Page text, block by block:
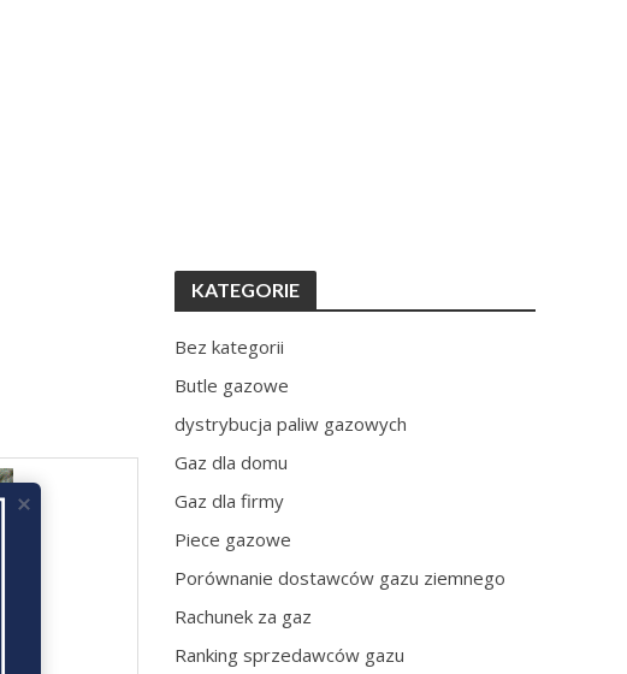
KATEGORIE
Bez kategorii
Butle gazowe
dystrybucja paliw gazowych
Gaz dla domu
Gaz dla firmy
Piece gazowe
Porównanie dostawców gazu ziemnego
Rachunek za gaz
Ranking sprzedawców gazu